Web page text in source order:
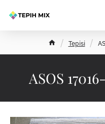
ASOS
h
o
e
Tepisi